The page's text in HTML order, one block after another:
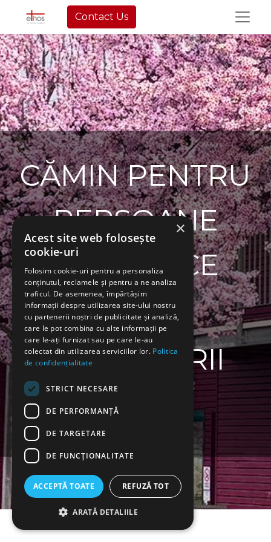
Contact Us
CĂMIN PENTRU
PERSOANE
VÂRSTNICE
CASA
MÂNGÂIERII
×
Acest site web folosește
cookie-uri
Folosim cookie-uri pentru a personaliza
conținutul, reclamele și pentru a ne analiza
traficul. De asemenea, împărtășim
informații despre utilizarea site-ului nostru
cu partenerii noștri de publicitate și analiză,
care le pot combina cu alte informații pe
care le-ați furnizat sau pe care le-au
colectat din utilizarea serviciilor lor. Politica
de confidențialitate
STRICT NECESARE
DE PERFORMANȚĂ
DE TARGETARE
DE FUNCŢIONALITATE
ACCEPTĂ TOATE REFUZĂ TOT
ARATĂ DETALIILE